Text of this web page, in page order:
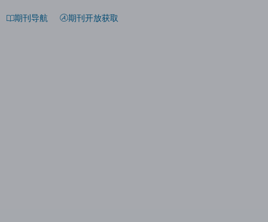
期刊导航 期刊开放获取